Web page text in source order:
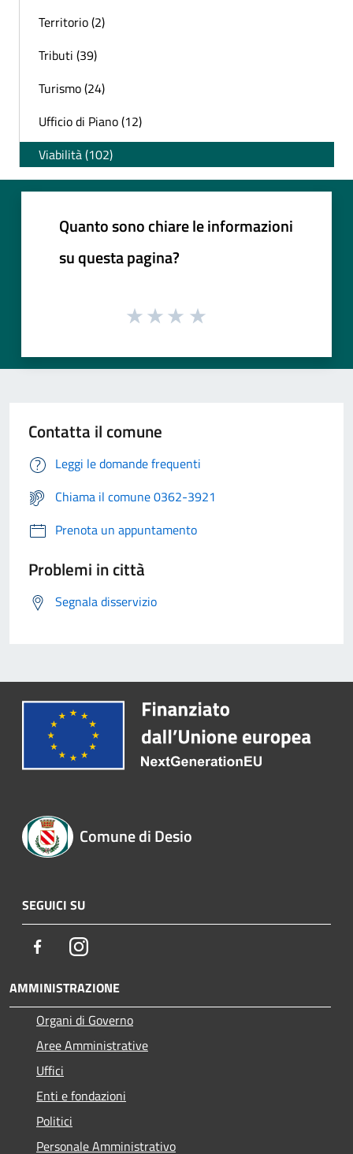
Territorio (2)
Tributi (39)
Turismo (24)
Ufficio di Piano (12)
Viabilità (102)
Quanto sono chiare le informazioni
su questa pagina?
Contatta il comune
Leggi le domande frequenti
Chiama il comune 0362-3921
Prenota un appuntamento
Problemi in città
Segnala disservizio
Comune di Desio
SEGUICI SU
FacebookInstagram
AMMINISTRAZIONE
Organi di Governo
Aree Amministrative
Uffici
Enti e fondazioni
Politici
Personale Amministrativo